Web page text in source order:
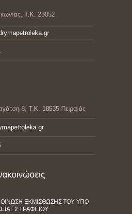
Τ.Κ. 23052
8, Τ.Κ. 18535 Πειραιάς
ΕΚΜΙΣΘΩΣΗΣ ΤΟΥ ΥΠΟ
Γ2 ΓΡΑΦΕΙΟΥ